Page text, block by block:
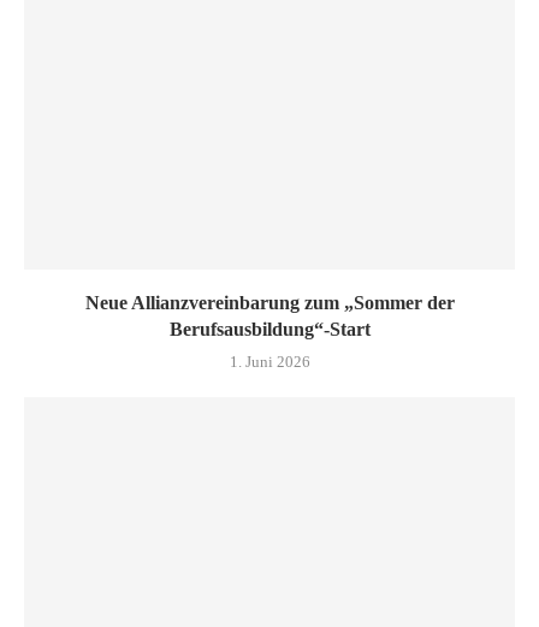
Neue Allianzvereinbarung zum „Sommer der
Berufsausbildung“-Start
1. Juni 2026